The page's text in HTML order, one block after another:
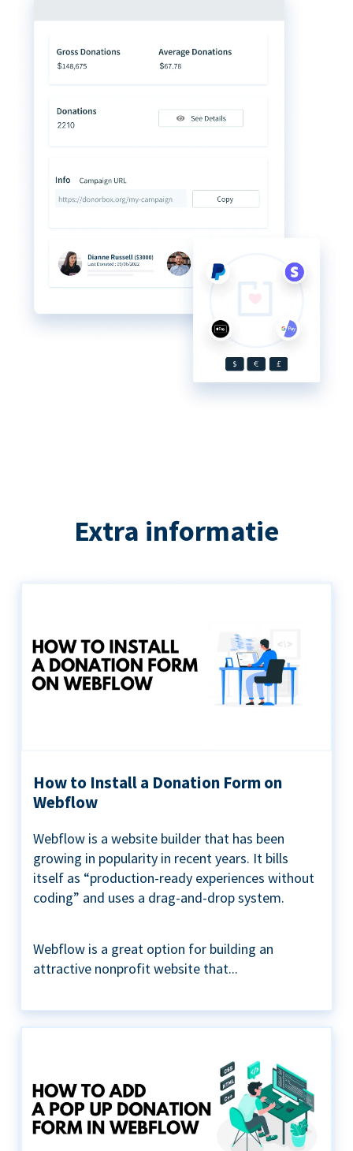
Extra informatie
How to Install a Donation Form on
Webflow
Webflow is a website builder that has been
growing in popularity in recent years. It bills
itself as “production-ready experiences without
coding” and uses a drag-and-drop system.
Webflow is a great option for building an
attractive nonprofit website that...